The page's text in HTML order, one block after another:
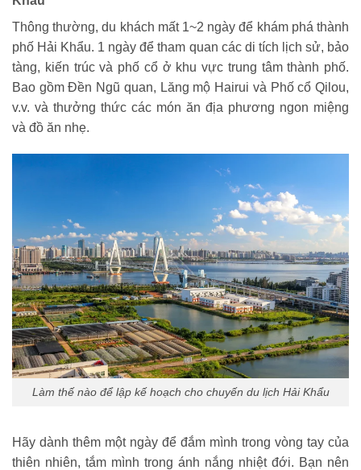
Thông thường, du khách mất 1~2 ngày để khám phá thành
phố Hải Khẩu. 1 ngày để tham quan các di tích lịch sử, bảo
tàng, kiến ​​trúc và phố cổ ở khu vực trung tâm thành phố.
Bao gồm Đền Ngũ quan, Lăng mộ Hairui và Phố cổ Qilou,
v.v. và thưởng thức các món ăn địa phương ngon miệng
và đồ ăn nhẹ.
Làm thế nào để lập kế hoạch cho chuyến du lịch Hải Khẩu
Hãy dành thêm một ngày để đắm mình trong vòng tay của
thiên nhiên, tắm mình trong ánh nắng nhiệt đới. Bạn nên